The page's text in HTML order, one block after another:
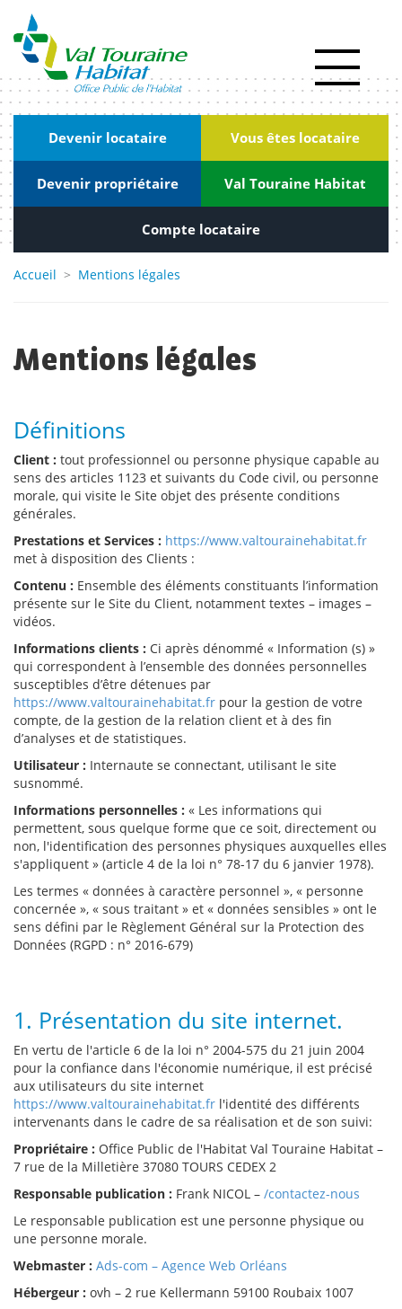
Actualités
RSE
|
Innovation
Kiosque
rejoindre
Contact
Devenir locataire Vous êtes locataire
Devenir propriétaire Val Touraine Habitat
Compte locataire
Accueil > Mentions légales
Mentions légales
Définitions
Client : tout professionnel ou personne physique capable au
sens des articles 1123 et suivants du Code civil, ou personne
morale, qui visite le Site objet des présente conditions
générales.
Prestations et Services : https://www.valtourainehabitat.fr
met à disposition des Clients :
Contenu : Ensemble des éléments constituants l’information
présente sur le Site du Client, notamment textes – images –
vidéos.
Informations clients : Ci après dénommé « Information (s) »
qui correspondent à l’ensemble des données personnelles
susceptibles d’être détenues par
https://www.valtourainehabitat.fr pour la gestion de votre
compte, de la gestion de la relation client et à des fin
d’analyses et de statistiques.
Utilisateur : Internaute se connectant, utilisant le site
susnommé.
Informations personnelles : « Les informations qui
permettent, sous quelque forme que ce soit, directement ou
non, l'identification des personnes physiques auxquelles elles
s'appliquent » (article 4 de la loi n° 78-17 du 6 janvier 1978).
Les termes « données à caractère personnel », « personne
concernée », « sous traitant » et « données sensibles » ont le
sens défini par le Règlement Général sur la Protection des
Données (RGPD : n° 2016-679)
1. Présentation du site internet.
En vertu de l'article 6 de la loi n° 2004-575 du 21 juin 2004
pour la confiance dans l'économie numérique, il est précisé
aux utilisateurs du site internet
https://www.valtourainehabitat.fr l'identité des différents
intervenants dans le cadre de sa réalisation et de son suivi:
Propriétaire : Office Public de l'Habitat Val Touraine Habitat –
7 rue de la Milletière 37080 TOURS CEDEX 2
Responsable publication : Frank NICOL – /contactez-nous
Le responsable publication est une personne physique ou
une personne morale.
Webmaster : Ads-com – Agence Web Orléans
Hébergeur : ovh – 2 rue Kellermann 59100 Roubaix 1007